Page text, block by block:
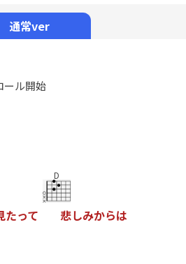
通常ver
ール開始
たって
D
悲しみからは